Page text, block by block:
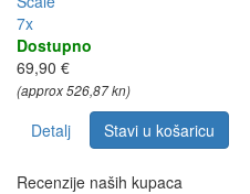
7x
Dostupno
69,90 €
(approx 526,87 kn)
Detalj Stavi u košaricu
Recenzije naših kupaca